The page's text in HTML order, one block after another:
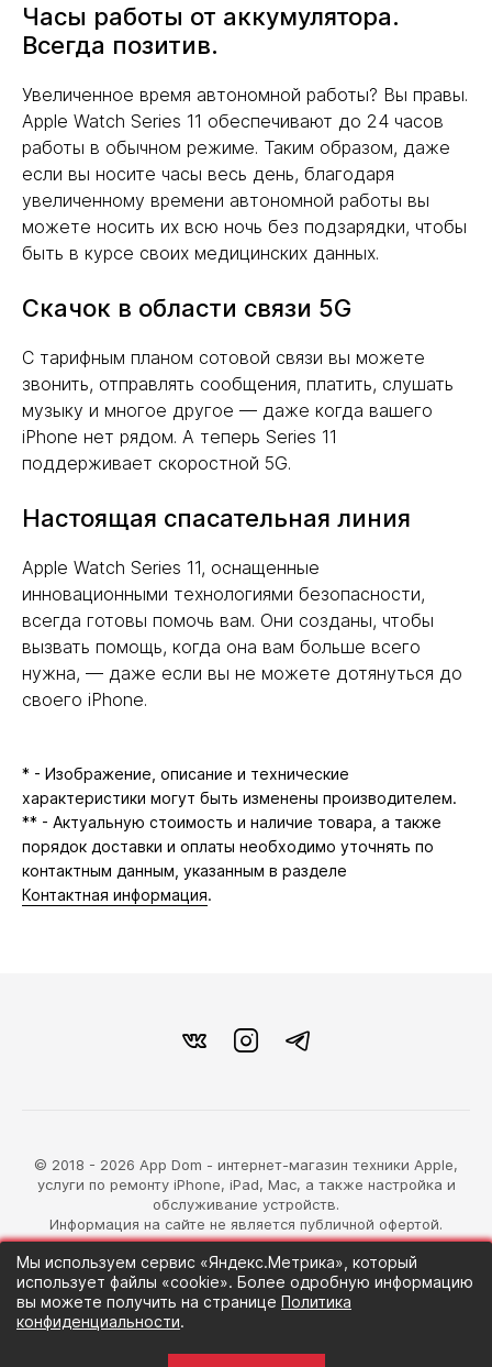
Часы работы от аккумулятора.
Всегда позитив.
Увеличенное время автономной работы? Вы правы.
Apple Watch Series 11 обеспечивают до 24 часов
работы в обычном режиме. Таким образом, даже
если вы носите часы весь день, благодаря
увеличенному времени автономной работы вы
можете носить их всю ночь без подзарядки, чтобы
быть в курсе своих медицинских данных.
Скачок в области связи 5G
С тарифным планом сотовой связи вы можете
звонить, отправлять сообщения, платить, слушать
музыку и многое другое — даже когда вашего
iPhone нет рядом. А теперь Series 11
поддерживает скоростной 5G.
Настоящая спасательная линия
Apple Watch Series 11, оснащенные
инновационными технологиями безопасности,
всегда готовы помочь вам. Они созданы, чтобы
вызвать помощь, когда она вам больше всего
нужна, — даже если вы не можете дотянуться до
своего iPhone.
* - Изображение, описание и технические
характеристики могут быть изменены производителем.
** - Актуальную стоимость и наличие товара, а также
порядок доставки и оплаты необходимо уточнять по
контактным данным, указанным в разделе
Контактная информация.
© 2018 - 2026 App Dom - интернет-магазин техники Apple,
услуги по ремонту iPhone, iPad, Mac, а также настройка и
обслуживание устройств.
Информация на сайте не является публичной офертой.
разработка магазина
Синий Лев
Мы используем сервис «Яндекс.Метрика», который
использует файлы «cookie». Более одробную информацию
вы можете получить на странице Политика
конфиденциальности.